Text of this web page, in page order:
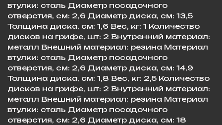
втулки: сталь Диаметр посадочного
отверстия, см: 2,6 Диаметр диска, см: 13,5
Толщина диска, см: 1,6 Вес, кг: 1 Количество
дисков на грифе, шт: 2 Внутренний материал:
металл Внешний материал: резина Материал
втулки: сталь Диаметр посадочного
отверстия, см: 2,6 Диаметр диска, см: 14,9
Толщина диска, см: 1,8 Вес, кг: 2,5 Количество
дисков на грифе, шт: 2 Внутренний материал:
металл Внешний материал: резина Материал
втулки: сталь Диаметр посадочного
отверстия, см: 2,6 Диаметр диска, см: 18